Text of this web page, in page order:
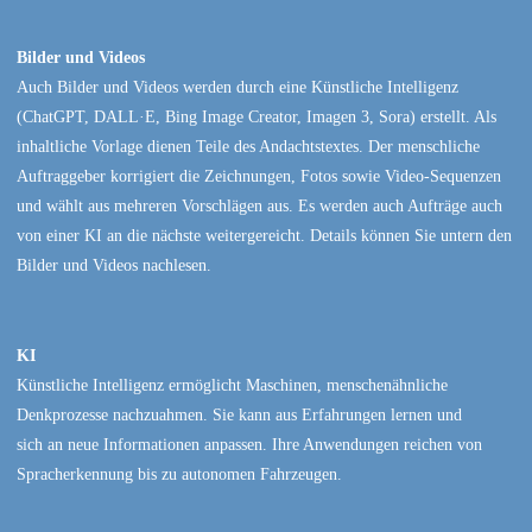
Bilder und Videos
Auch Bilder und Videos werden durch eine Künstliche Intelligenz
(ChatGPT, DALL·E, Bing Image Creator, Imagen 3, Sora) erstellt. Als
inhaltliche Vorlage dienen Teile des Andachtstextes. Der menschliche
Auftraggeber korrigiert die Zeichnungen, Fotos sowie Video-Sequenzen
und wählt aus mehreren Vorschlägen aus. Es werden auch Aufträge auch
von einer KI an die nächste weitergereicht. Details können Sie untern den
Bilder und Videos nachlesen.
KI
Künstliche Intelligenz ermöglicht Maschinen, menschenähnliche
Denkprozesse nachzuahmen. Sie kann aus Erfahrungen lernen und
sich an neue Informationen anpassen. Ihre Anwendungen reichen von
Spracherkennung bis zu autonomen Fahrzeugen.